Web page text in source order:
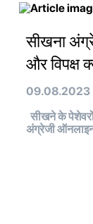
सीखना
और विपक्ष
09.08.2023
सीखने के
अंग्रेजी